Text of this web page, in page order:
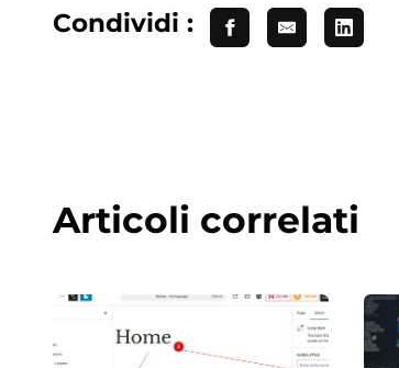
Condividi :
Articoli correlati